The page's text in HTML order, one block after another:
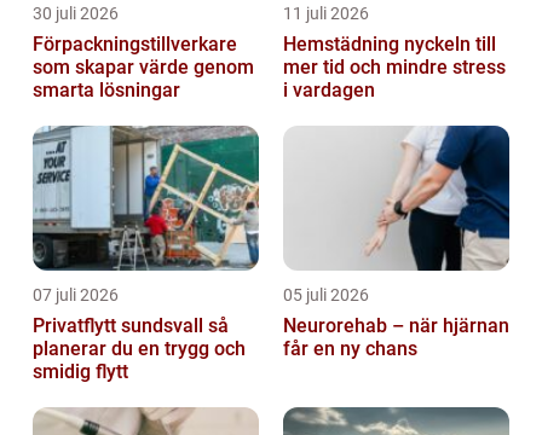
30 juli 2026
Förpackningstillverkare
som skapar värde genom
smarta lösningar
11 juli 2026
Hemstädning nyckeln till
mer tid och mindre stress
i vardagen
07 juli 2026
Privatflytt sundsvall så
planerar du en trygg och
smidig flytt
05 juli 2026
Neurorehab – när hjärnan
får en ny chans